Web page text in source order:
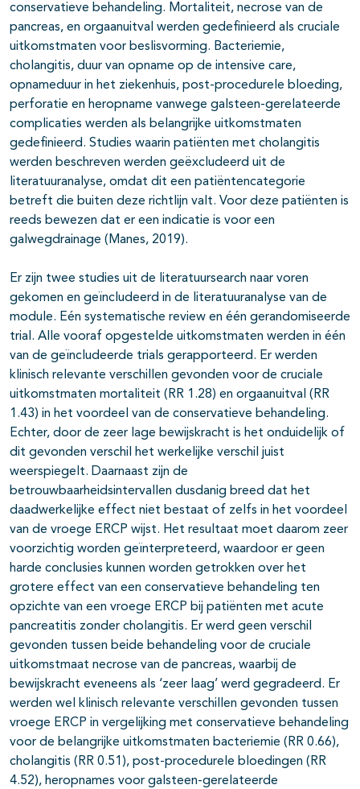
conservatieve behandeling. Mortaliteit, necrose van de
pancreas, en orgaanuitval werden gedefinieerd als cruciale
uitkomstmaten voor beslisvorming. Bacteriemie,
cholangitis, duur van opname op de intensive care,
opnameduur in het ziekenhuis, post-procedurele bloeding,
perforatie en heropname vanwege galsteen-gerelateerde
complicaties werden als belangrijke uitkomstmaten
gedefinieerd. Studies waarin patiënten met cholangitis
werden beschreven werden geëxcludeerd uit de
literatuuranalyse, omdat dit een patiëntencategorie
betreft die buiten deze richtlijn valt. Voor deze patiënten is
reeds bewezen dat er een indicatie is voor een
galwegdrainage (Manes, 2019).
Er zijn twee studies uit de literatuursearch naar voren
gekomen en geïncludeerd in de literatuuranalyse van de
module. Eén systematische review en één gerandomiseerde
trial. Alle vooraf opgestelde uitkomstmaten werden in één
van de geïncludeerde trials gerapporteerd. Er werden
klinisch relevante verschillen gevonden voor de cruciale
uitkomstmaten mortaliteit (RR 1.28) en orgaanuitval (RR
1.43) in het voordeel van de conservatieve behandeling.
Echter, door de zeer lage bewijskracht is het onduidelijk of
dit gevonden verschil het werkelijke verschil juist
weerspiegelt. Daarnaast zijn de
betrouwbaarheidsintervallen dusdanig breed dat het
daadwerkelijke effect niet bestaat of zelfs in het voordeel
van de vroege ERCP wijst. Het resultaat moet daarom zeer
voorzichtig worden geïnterpreteerd, waardoor er geen
harde conclusies kunnen worden getrokken over het
grotere effect van een conservatieve behandeling ten
opzichte van een vroege ERCP bij patiënten met acute
pancreatitis zonder cholangitis. Er werd geen verschil
gevonden tussen beide behandeling voor de cruciale
uitkomstmaat necrose van de pancreas, waarbij de
bewijskracht eveneens als ‘zeer laag’ werd gegradeerd. Er
werden wel klinisch relevante verschillen gevonden tussen
vroege ERCP in vergelijking met conservatieve behandeling
voor de belangrijke uitkomstmaten bacteriemie (RR 0.66),
cholangitis (RR 0.51), post-procedurele bloedingen (RR
4.52), heropnames voor galsteen-gerelateerde